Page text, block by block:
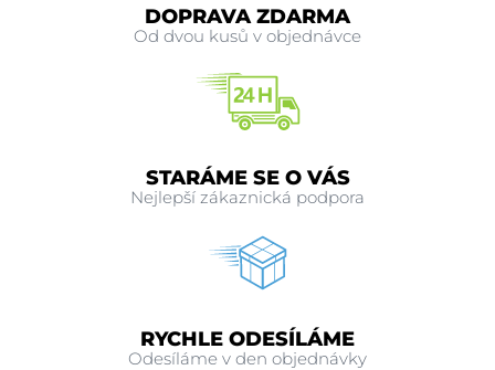
DOPRAVA ZDARMA
Od dvou kusů v objednávce
STARÁME SE O VÁS
Nejlepší zákaznická podpora
RYCHLE ODESÍLÁME
Odesíláme v den objednávky